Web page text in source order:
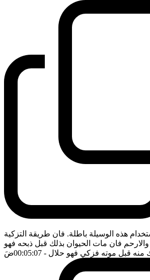
هذه الوسيلة باطلة. فان طريقة التزكية
فان مات الحيوان بذلك قبل ذبحه فهو
منه قبل موته فزكي فهو حلال - 00:05:07 ضَ